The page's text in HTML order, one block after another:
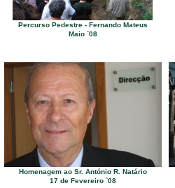
Percurso Pedestre - Fernando Mateus
Maio `08
Homenagem ao Sr. António R. Natário
17 de Fevereiro `08